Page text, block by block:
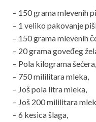
– 150 grama mlevenih
– 1 veliko pakovanje
– 150 grama mlevenih
– 20 grama goveđeg
– Pola kilograma šećera,
– 750 mililitara mleka,
– Još pola litra mleka,
– Još 200 mililitara
– 6 kesica šlaga,